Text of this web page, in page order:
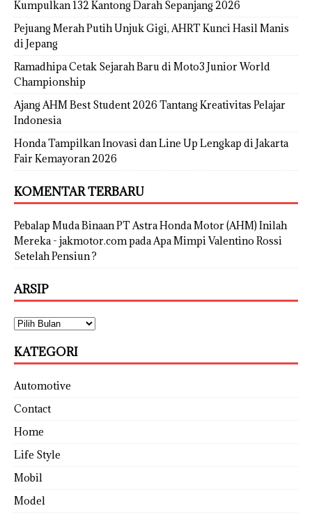
Kumpulkan 132 Kantong Darah Sepanjang 2026
Pejuang Merah Putih Unjuk Gigi, AHRT Kunci Hasil Manis
di Jepang
Ramadhipa Cetak Sejarah Baru di Moto3 Junior World
Championship
Ajang AHM Best Student 2026 Tantang Kreativitas Pelajar
Indonesia
Honda Tampilkan Inovasi dan Line Up Lengkap di Jakarta
Fair Kemayoran 2026
KOMENTAR TERBARU
Pebalap Muda Binaan PT Astra Honda Motor (AHM) Inilah
Mereka - jakmotor.compada Apa Mimpi Valentino Rossi
Setelah Pensiun ?
ARSIP
KATEGORI
Automotive
Contact
Home
Life Style
Mobil
Model